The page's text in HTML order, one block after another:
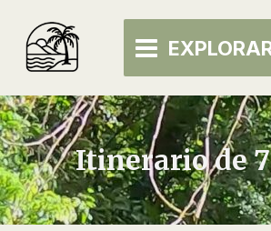
content
MAIN
MENU
Itinerario de